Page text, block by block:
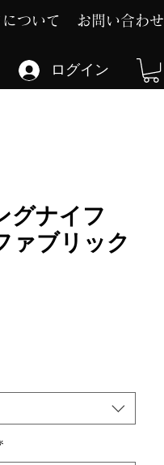
ついて お問い合わせ
ログイン
グナイフ
ァブリック